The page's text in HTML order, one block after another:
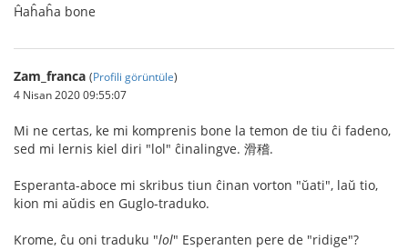
Ĥaĥaĥa bone
Zam_franca (Profili görüntüle)
4 Nisan 2020 09:55:07
Mi ne certas, ke mi komprenis bone la temon de tiu ĉi fadeno,
sed mi lernis kiel diri "lol" ĉinalingve. 滑稽.
Esperanta-aboce mi skribus tiun ĉinan vorton "ŭati", laŭ tio,
kion mi aŭdis en Guglo-traduko.
Krome, ĉu oni traduku "lol" Esperanten pere de "ridige"?